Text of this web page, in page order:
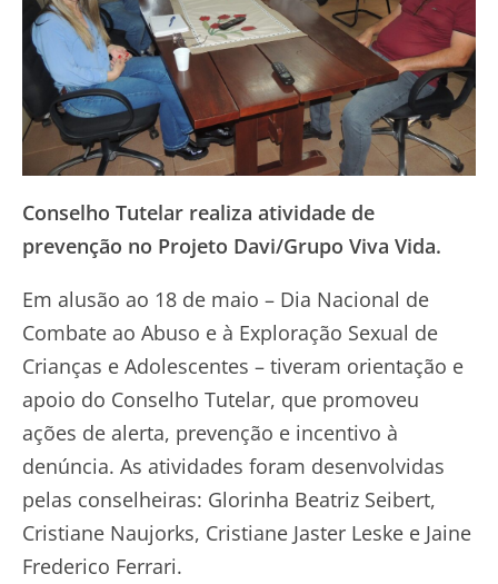
Conselho Tutelar realiza atividade de
prevenção no Projeto Davi/Grupo Viva Vida.
Em alusão ao 18 de maio – Dia Nacional de
Combate ao Abuso e à Exploração Sexual de
Crianças e Adolescentes – tiveram orientação e
apoio do Conselho Tutelar, que promoveu
ações de alerta, prevenção e incentivo à
denúncia. As atividades foram desenvolvidas
pelas conselheiras: Glorinha Beatriz Seibert,
Cristiane Naujorks, Cristiane Jaster Leske e Jaine
Frederico Ferrari.